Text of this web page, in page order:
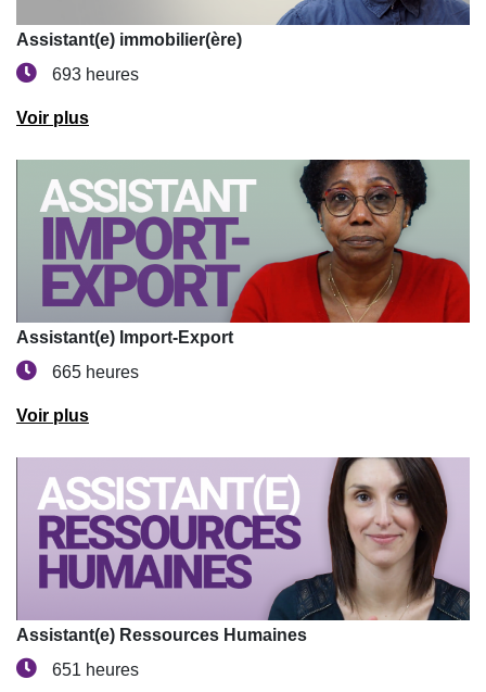
Assistant(e) immobilier(ère)
693 heures
Voir plus
Assistant(e) Import-Export
665 heures
Voir plus
Assistant(e) Ressources Humaines
651 heures